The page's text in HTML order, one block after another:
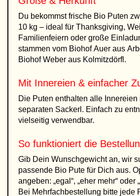
Du bekommst frische Bio Puten
10 kg – ideal für Thanksgiving,
Familienfeiern oder große
stammen vom Biohof Auer aus
Biohof Weber aus Kolmitzdörfl.
Mit Innereien & einfacher
Die Puten enthalten alle Innereien
separaten Sackerl. Einfach zu
vielseitig verwendbar.
So funktioniert die
Gib Dein Wunschgewicht an, wir
passende Bio Pute für Dich aus.
angeben: „egal“, „eher mehr“ oder
Bei Mehrfachbestellung bitte jede